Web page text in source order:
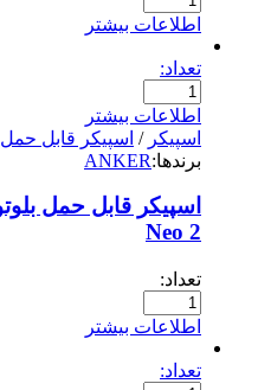
اطلاعات بیشتر
تعداد:
اطلاعات بیشتر
اسپیکر / اسپیکر قابل حمل
برندها:ANKER
Neo 2
تعداد:
اطلاعات بیشتر
تعداد: